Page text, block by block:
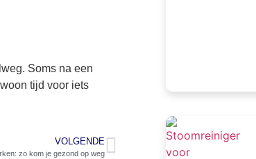
Soms na een
tijd voor iets
VOLGENDE
zo kom je gezond op weg